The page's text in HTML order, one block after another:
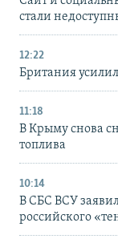
стали
12:22
Британия
11:18
В Крыму снова
топлива
10:14
В СБС ВСУ
российского